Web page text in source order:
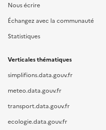
Nous écrire
Échangez avec la communauté
Statistiques
Verticales thématiques
simplifions.data.gouv.fr
meteo.data.gouv.fr
transport.data.gouv.fr
ecologie.data.gouv.fr